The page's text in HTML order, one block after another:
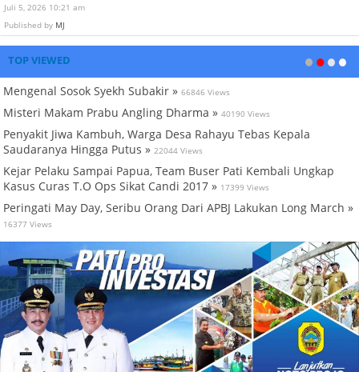
Juli 5, 2026 10:21 am
Published by MJ
TOP VIEWED
Mengenal Sosok Syekh Subakir » 66846 Views
Misteri Makam Prabu Angling Dharma » 40190 Views
Penyakit Jiwa Kambuh, Warga Desa Rahayu Tebas Kepala
Saudaranya Hingga Putus » 22044 Views
Kejar Pelaku Sampai Papua, Team Buser Pati Kembali Ungkap
Kasus Curas T.O Ops Sikat Candi 2017 » 17399 Views
Peringati May Day, Seribu Orang Dari APBJ Lakukan Long March »
16377 Views